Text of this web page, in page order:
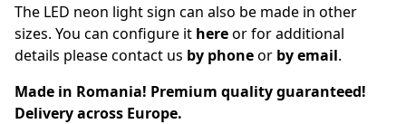
The LED neon light sign can also be made in other
sizes. You can configure it hereor for additional
details please contact us by phoneor by email.
Made in Romania! Premium quality guaranteed!
Delivery across Europe.